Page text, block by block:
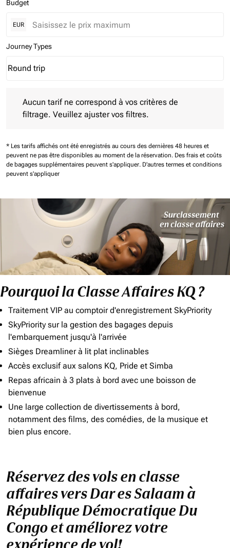
Budget
EUR
Journey Types
Journey Types option Round trip Selected
Round trip
keyboard_arrow_down
Aucun tarif ne correspond à vos critères de
filtrage. Veuillez ajuster vos filtres.
* Les tarifs affichés ont été enregistrés au cours des dernières 48 heures et
peuvent ne pas être disponibles au moment de la réservation. Des frais et coûts
de bagages supplémentaires peuvent s'appliquer. D'autres termes et conditions
peuvent s'appliquer
Pourquoi la Classe Affaires KQ ?
Traitement VIP au comptoir d'enregistrement SkyPriority
SkyPriority sur la gestion des bagages depuis
l'embarquement jusqu'à l'arrivée
Sièges Dreamliner à lit plat inclinables
Accès exclusif aux salons KQ, Pride et Simba
Repas africain à 3 plats à bord avec une boisson de
bienvenue
Une large collection de divertissements à bord,
notamment des films, des comédies, de la musique et
bien plus encore.
Réservez des vols en classe
affaires vers Dar es Salaam à
République Démocratique Du
Congo et améliorez votre